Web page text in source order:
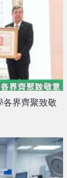
各界齊聚致敬